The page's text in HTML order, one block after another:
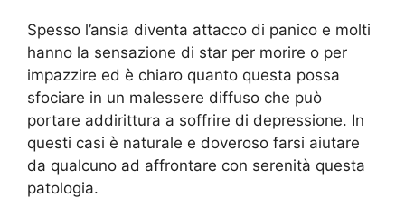
Spesso l’ansia diventa attacco di panico e molti
hanno la sensazione di star per morire o per
impazzire ed è chiaro quanto questa possa
sfociare in un malessere diffuso che può
portare addirittura a soffrire di depressione. In
questi casi è naturale e doveroso farsi aiutare
da qualcuno ad affrontare con serenità questa
patologia.